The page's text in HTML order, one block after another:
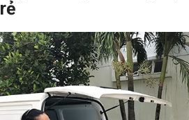
rẻ